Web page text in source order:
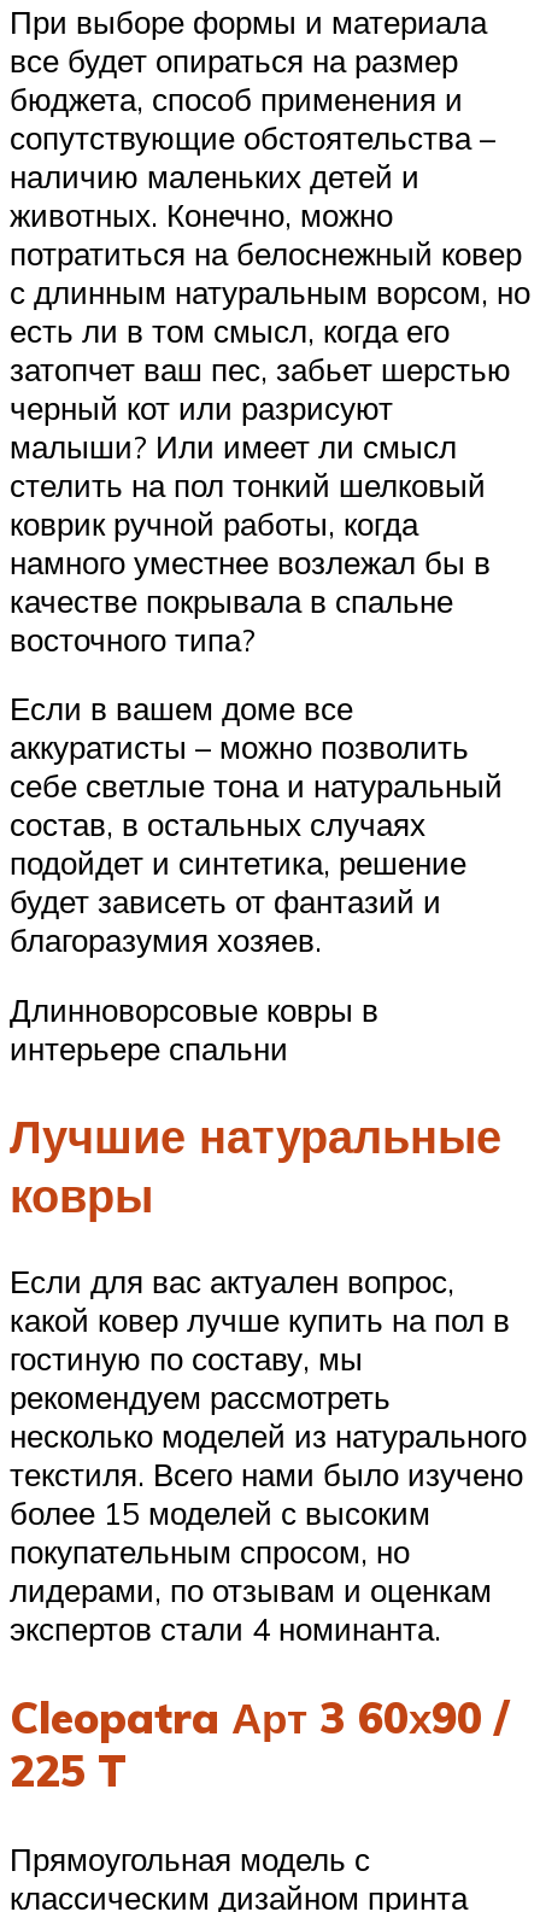
При выборе формы и материала
все будет опираться на размер
бюджета, способ применения и
сопутствующие обстоятельства –
наличию маленьких детей и
животных. Конечно, можно
потратиться на белоснежный ковер
с длинным натуральным ворсом, но
есть ли в том смысл, когда его
затопчет ваш пес, забьет шерстью
черный кот или разрисуют
малыши? Или имеет ли смысл
стелить на пол тонкий шелковый
коврик ручной работы, когда
намного уместнее возлежал бы в
качестве покрывала в спальне
восточного типа?
Если в вашем доме все
аккуратисты – можно позволить
себе светлые тона и натуральный
состав, в остальных случаях
подойдет и синтетика, решение
будет зависеть от фантазий и
благоразумия хозяев.
Длинноворсовые ковры в
интерьере спальни
Лучшие натуральные
ковры
Если для вас актуален вопрос,
какой ковер лучше купить на пол в
гостиную по составу, мы
рекомендуем рассмотреть
несколько моделей из натурального
текстиля. Всего нами было изучено
более 15 моделей с высоким
покупательным спросом, но
лидерами, по отзывам и оценкам
экспертов стали 4 номинанта.
Cleopatra Арт 3 60х90 /
225 T
Прямоугольная модель с
классическим дизайном принта